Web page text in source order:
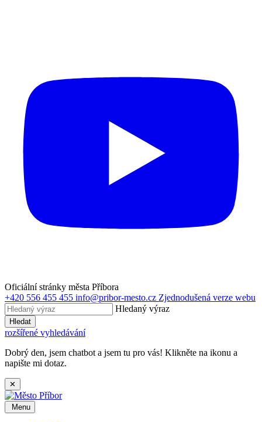
Oficiální stránky města Příbora
+420 556 455 455 info@pribor-mesto.cz Zjednodušená verze webu
Hledaný výraz
Hledat
rozšířené vyhledávání
Dobrý den, jsem chatbot a jsem tu pro vás! Klikněte na ikonu a
napište mi dotaz.
✕
Menu